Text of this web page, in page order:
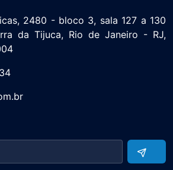
2480 - bloco 3, sala 127 a 130
da Tijuca, Rio de Janeiro - RJ,